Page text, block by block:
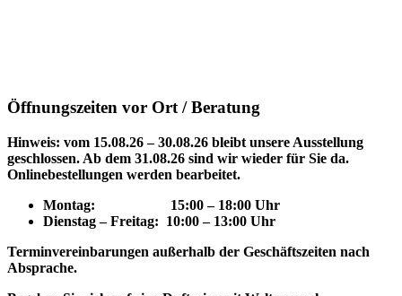
Öffnungszeiten vor Ort / Beratung
Hinweis: vom 15.08.26 – 30.08.26 bleibt unsere Ausstellung
geschlossen. Ab dem 31.08.26 sind wir wieder für Sie da.
Onlinebestellungen werden bearbeitet.
Montag: 15:00 – 18:00 Uhr
Dienstag – Freitag: 10:00 – 13:00 Uhr
Terminvereinbarungen außerhalb der Geschäftszeiten nach
Absprache.